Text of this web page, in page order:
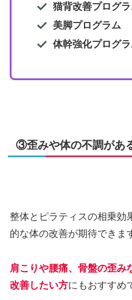
猫背改善プログラ
美脚プログラム
体幹強化プログラ
③歪みや体の不調があ
整体とピラティスの相乗効
的な体の改善が期待できま
肩こりや腰痛、骨盤の歪み
改善したい方にもおすすめ